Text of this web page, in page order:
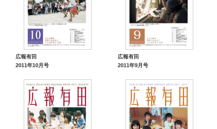
広報有田
2011年10月号
広報有田
2011年9月号